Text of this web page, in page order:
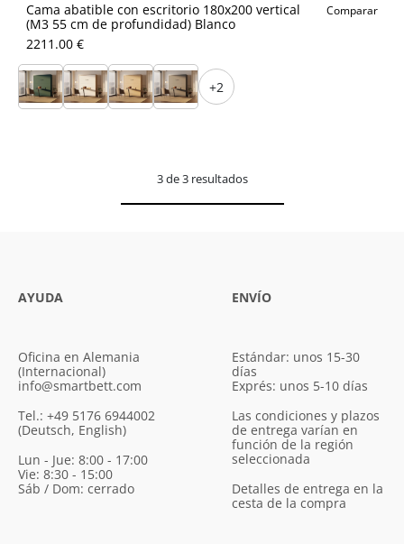
Cama abatible con escritorio 180x200 vertical
(M3 55 cm de profundidad) Blanco
Comparar
2211.00 €
+2
3 de 3 resultados
AYUDA
Oficina en Alemania
(Internacional)
info@smartbett.com
Tel.: +49 5176 6944002
(Deutsch, English)
Lun - Jue: 8:00 - 17:00
Vie: 8:30 - 15:00
Sáb / Dom: cerrado
ENVÍO
Estándar: unos 15-30
días
Exprés: unos 5-10 días
Las condiciones y plazos
de entrega varían en
función de la región
seleccionada
Detalles de entrega en la
cesta de la compra